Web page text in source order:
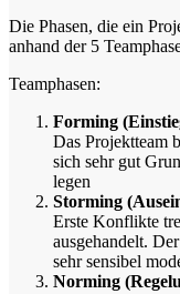
Die Phasen, die ein
anhand der 5
Teamphasen:
Forming
Das Projektteam
sich sehr gut
legen
Storming
Erste Konflikte
ausgehandelt.
sehr sensibel
Norming